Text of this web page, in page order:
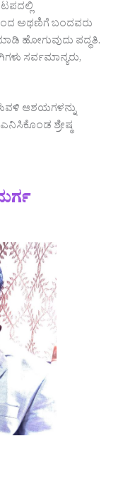
ಅಥಣಿಗೆ ಬಂದವರು
ಹೋಗುವುದು ಪದ್ಧತಿ.
ಸರ್ವಮಾನ್ಯರು,
ಆಶಯಗಳನ್ನು
ಶ್ರೇಷ್ಠ